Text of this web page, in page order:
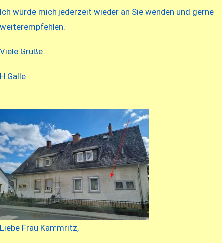
Ich würde mich jederzeit wieder an Sie wenden und gerne
weiterempfehlen.
Viele Grüße
H.Galle
Liebe Frau Kammritz,